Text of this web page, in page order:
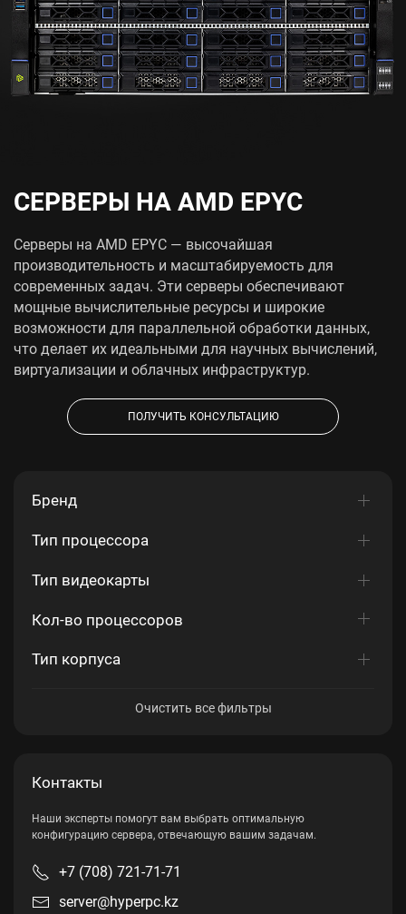
СЕРВЕРЫ НА AMD EPYC
Серверы на AMD EPYC — высочайшая
производительность и масштабируемость для
современных задач. Эти серверы обеспечивают
мощные вычислительные ресурсы и широкие
возможности для параллельной обработки данных,
что делает их идеальными для научных вычислений,
виртуализации и облачных инфраструктур.
ПОЛУЧИТЬ КОНСУЛЬТАЦИЮ
Бренд
Тип процессора
Тип видеокарты
Кол-во процессоров
Тип корпуса
Очистить все фильтры
Контакты
Наши эксперты помогут вам выбрать оптимальную
конфигурацию сервера, отвечающую вашим задачам.
+7 (708) 721-71-71
server@hyperpc.kz